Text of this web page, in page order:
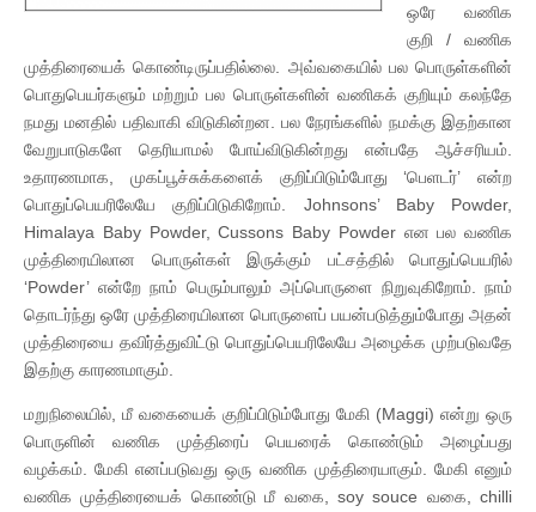
ஒரே வணிக
குறி / வணிக
முத்திரையைக் கொண்டிருப்பதில்லை. அவ்வகையில் பல பொருள்களின்
பொதுபெயர்களும் மற்றும் பல பொருள்களின் வணிகக் குறியும் கலந்தே
நமது மனதில் பதிவாகி விடுகின்றன. பல நேரங்களில் நமக்கு இதற்கான
வேறுபாடுகளே தெரியாமல் போய்விடுகின்றது என்பதே ஆச்சரியம்.
உதாரணமாக, முகப்பூச்சுக்களைக் குறிப்பிடும்போது ‘பெளடர்’ என்ற
பொதுப்பெயரிலேயே குறிப்பிடுகிறோம். Johnsons’ Baby Powder,
Himalaya Baby Powder, Cussons Baby Powder என பல வணிக
முத்திரையிலான பொருள்கள் இருக்கும் பட்சத்தில் பொதுப்பெயரில்
‘Powder’ என்றே நாம் பெரும்பாலும் அப்பொருளை நிறுவுகிறோம். நாம்
தொடர்ந்து ஒரே முத்திரையிலான பொருளைப் பயன்படுத்தும்போது அதன்
முத்திரையை தவிர்த்துவிட்டு பொதுப்பெயரிலேயே அழைக்க முற்படுவதே
இதற்கு காரணமாகும்.
மறுநிலையில், மீ வகையைக் குறிப்பிடும்போது மேகி (Maggi) என்று ஒரு
பொருளின் வணிக முத்திரைப் பெயரைக் கொண்டும் அழைப்பது
வழக்கம். மேகி எனப்படுவது ஒரு வணிக முத்திரையாகும். மேகி எனும்
வணிக முத்திரையைக் கொண்டு மீ வகை, soy souce வகை, chilli